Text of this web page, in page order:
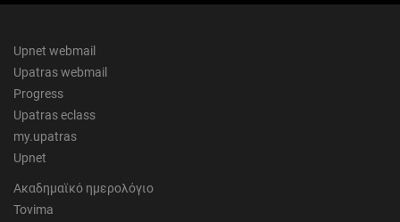
Upnet webmail
Upatras webmail
Progress
Upatras eclass
my.upatras
Upnet
Ακαδημαϊκό ημερολόγιο
Tovima